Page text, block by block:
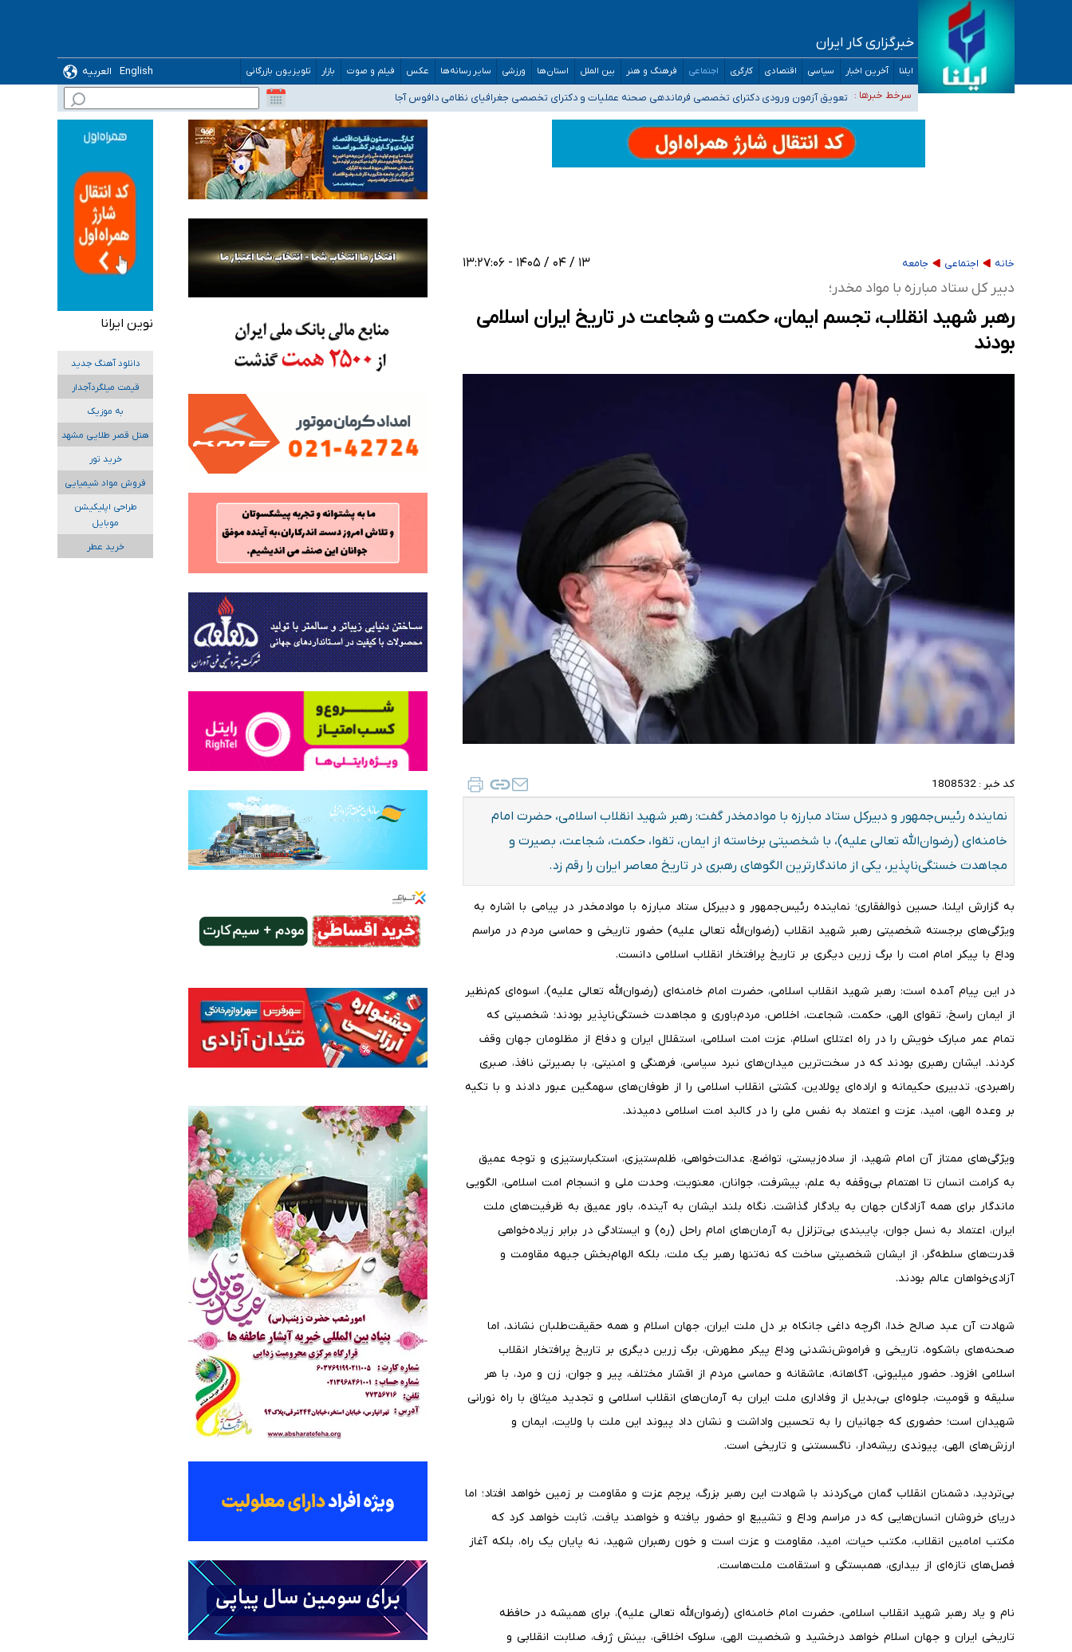
خبرگزاری کار ایران
ایلنا آخرین اخبار سیاسی اقتصادی کارگری اجتماعی فرهنگ و هنر بین الملل استان‌ها ورزشی سایر رسانه‌ها عکس فیلم و صوت بازار تلویزیون بازرگانی English
العربیه
سرخط خبرها :
۴۰ تا ۵۰ روز گرمای نسبی در پیش داریم/ دمای تهران به ۳۸ درجه می‌رسد
موضع وزارت بهداشت درباره ظرفیت پزشکی کنکور ۱۴۰۵: خواستار اصلاح ظرفیت‌ها هستیم، اما هنوز پاسخ مشخصی نگرفته‌ایم
تعویق آزمون ورودی دکترای تخصصی فرماندهی صحنه عملیات و دکترای تخصصی جغرافیای نظامی دافوس آجا
خبرنگاران راویان حقیقت با دغدغه نان، مسکن و بیمه
آخرین وضعیت شیوع عفونت‌های تنفسی در کشور/ خوزستان و کرمان بالاتر از آستانه هشدار
خانه اجتماعی جامعه ۱۳ / ۰۴ / ۱۴۰۵ - ۱۳:۲۷:۰۶
دبیر کل ستاد مبارزه با مواد مخدر؛
رهبر شهید انقلاب، تجسم ایمان، حکمت و شجاعت در تاریخ ایران اسلامی
بودند
کد خبر : 1808532
نماینده رئیس‌جمهور و دبیرکل ستاد مبارزه با موادمخدر گفت: رهبر شهید انقلاب اسلامی، حضرت امام
خامنه‌ای (رضوان‌الله تعالی علیه)، با شخصیتی برخاسته از ایمان، تقوا، حکمت، شجاعت، بصیرت و
مجاهدت خستگی‌ناپذیر، یکی از ماندگارترین الگوهای رهبری در تاریخ معاصر ایران را رقم زد.
به گزارش ایلنا، حسین ذوالفقاری؛ نماینده رئیس‌جمهور و دبیرکل ستاد مبارزه با موادمخدر در پیامی با اشاره به
ویژگی‌های برجسته شخصیتی رهبر شهید انقلاب (رضوان‌الله تعالی علیه) حضور تاریخی و حماسی مردم در مراسم
وداع با پیکر امام امت را برگ زرین دیگری بر تاریخ پرافتخار انقلاب اسلامی دانست.
در این پیام آمده است: رهبر شهید انقلاب اسلامی، حضرت امام خامنه‌ای (رضوان‌الله تعالی علیه)، اسوه‌ای کم‌نظیر
از ایمان راسخ، تقوای الهی، حکمت، شجاعت، اخلاص، مردم‌باوری و مجاهدت خستگی‌ناپذیر بودند؛ شخصیتی که
تمام عمر مبارک خویش را در راه اعتلای اسلام، عزت امت اسلامی، استقلال ایران و دفاع از مظلومان جهان وقف
کردند. ایشان رهبری بودند که در سخت‌ترین میدان‌های نبرد سیاسی، فرهنگی و امنیتی، با بصیرتی نافذ، صبری
راهبردی، تدبیری حکیمانه و اراده‌ای پولادین، کشتی انقلاب اسلامی را از طوفان‌های سهمگین عبور دادند و با تکیه
بر وعده الهی، امید، عزت و اعتماد به نفس ملی را در کالبد امت اسلامی دمیدند.
ویژگی‌های ممتاز آن امام شهید، از ساده‌زیستی، تواضع، عدالت‌خواهی، ظلم‌ستیزی، استکبارستیزی و توجه عمیق
به کرامت انسان تا اهتمام بی‌وقفه به علم، پیشرفت، جوانان، معنویت، وحدت ملی و انسجام امت اسلامی، الگویی
ماندگار برای همه آزادگان جهان به یادگار گذاشت. نگاه بلند ایشان به آینده، باور عمیق به ظرفیت‌های ملت
ایران، اعتماد به نسل جوان، پایبندی بی‌تزلزل به آرمان‌های امام راحل (ره) و ایستادگی در برابر زیاده‌خواهی
قدرت‌های سلطه‌گر، از ایشان شخصیتی ساخت که نه‌تنها رهبر یک ملت، بلکه الهام‌بخش جبهه مقاومت و
آزادی‌خواهان عالم بودند.
شهادت آن عبد صالح خدا، اگرچه داغی جانکاه بر دل ملت ایران، جهان اسلام و همه حقیقت‌طلبان نشاند، اما
صحنه‌های باشکوه، تاریخی و فراموش‌نشدنی وداع پیکر مطهرش، برگ زرین دیگری بر تاریخ پرافتخار انقلاب
اسلامی افزود. حضور میلیونی، آگاهانه، عاشقانه و حماسی مردم از اقشار مختلف، پیر و جوان، زن و مرد، با هر
سلیقه و قومیت، جلوه‌ای بی‌بدیل از وفاداری ملت ایران به آرمان‌های انقلاب اسلامی و تجدید میثاق با راه نورانی
شهیدان است؛ حضوری که جهانیان را به تحسین واداشت و نشان داد پیوند این ملت با ولایت، ایمان و
ارزش‌های الهی، پیوندی ریشه‌دار، ناگسستنی و تاریخی است.
بی‌تردید، دشمنان انقلاب گمان می‌کردند با شهادت این رهبر بزرگ، پرچم عزت و مقاومت بر زمین خواهد افتاد؛ اما
دریای خروشان انسان‌هایی که در مراسم وداع و تشییع او حضور یافته و خواهند یافت، ثابت خواهد کرد که
مکتب امامین انقلاب، مکتب حیات، امید، مقاومت و عزت است و خون رهبران شهید، نه پایان یک راه، بلکه آغاز
فصل‌های تازه‌ای از بیداری، همبستگی و استقامت ملت‌هاست.
نام و یاد رهبر شهید انقلاب اسلامی، حضرت امام خامنه‌ای (رضوان‌الله تعالی علیه)، برای همیشه در حافظه
تاریخی ایران و جهان اسلام خواهد درخشید و شخصیت الهی، سلوک اخلاقی، بینش ژرف، صلابت انقلابی و
نوین ایرانا
دانلود آهنگ جدید
قیمت میلگردآجدار
به موزیک
هتل قصر طلایی مشهد
خرید تور
فروش مواد شیمیایی
طراحی اپلیکیشن
موبایل
خرید عطر